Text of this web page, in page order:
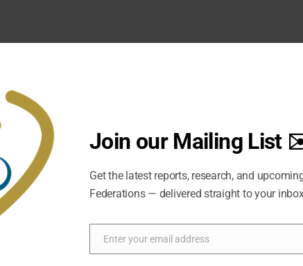
Join our Mailing List
Get the latest reports, research, and
Federations — delivered straight to your
Email
Enter your email address